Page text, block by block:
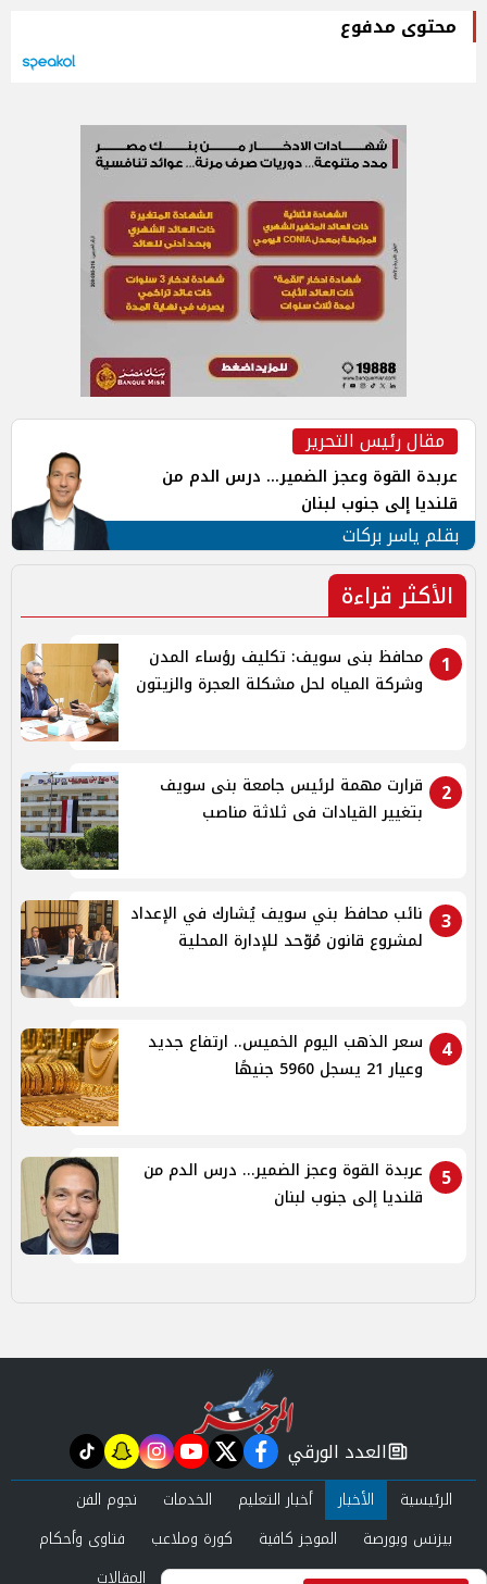
محتوى مدفوع
مقال رئيس التحرير
عربدة القوة وعجز الضمير... درس الدم من
قلنديا إلى جنوب لبنان
بقلم ياسر بركات
الأكثر قراءة
1
محافظ بنى سويف: تكليف رؤساء المدن
وشركة المياه لحل مشكلة العجرة والزيتون
2
قرارت مهمة لرئيس جامعة بنى سويف
بتغيير القيادات فى ثلاثة مناصب
3
نائب محافظ بني سويف يُشارك في الإعداد
لمشروع قانون مُوّحد للإدارة المحلية
4
سعر الذهب اليوم الخميس.. ارتفاع جديد
وعيار 21 يسجل 5960 جنيهًا
5
عربدة القوة وعجز الضمير... درس الدم من
قلنديا إلى جنوب لبنان
newspaper
العدد الورقي facebook
twitter
youtube
instagram
snapchat
tiktok
الرئيسية الأخبار أخبار التعليم الخدمات
نجوم الفن
بيزنس وبورصة
الموجز كافية كورة وملاعب
فتاوى وأحكام